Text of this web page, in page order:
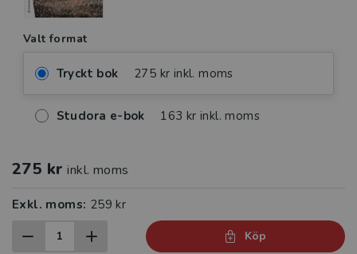
Valt format
Tryckt bok 275 kr inkl. moms
Studora e-bok 163 kr inkl. moms
275 kr inkl. moms
Exkl. moms: 259 kr
Köp